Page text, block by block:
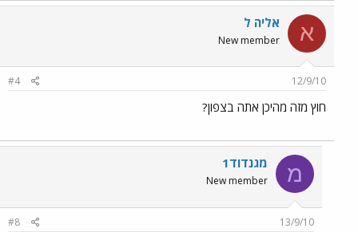
א אליה ל
New member
12/9/10
#4
חוץ מזה מהיכן אתה בצפון?
מ מגנדוד1
New member
13/9/10
#8